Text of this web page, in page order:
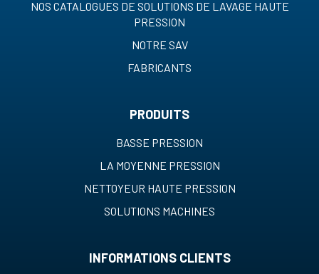
NOS CATALOGUES DE SOLUTIONS DE LAVAGE HAUTE
PRESSION
NOTRE SAV
FABRICANTS
PRODUITS
BASSE PRESSION
LA MOYENNE PRESSION
NETTOYEUR HAUTE PRESSION
SOLUTIONS MACHINES
INFORMATIONS CLIENTS